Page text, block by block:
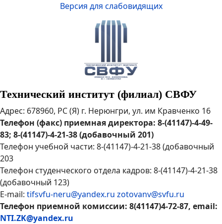
Версия для слабовидящих
Технический институт (филиал) СВФУ
Адрес: 678960, РС (Я) г. Нерюнгри, ул. им Кравченко 16
Телефон (факс) приемная директора: 8-(41147)-4-49-
83; 8-(41147)-4-21-38 (добавочный 201)
Телефон учебной части: 8-(41147)-4-21-38 (добавочный
203
Телефон студенческого отдела кадров: 8-(41147)-4-21-38
(добавочный 123)
E-mail: tifsvfu-neru@yandex.ru zotovanv@svfu.ru
Телефон приемной комиссии: 8(41147)4-72-87, email:
NTI.ZK@yandex.ru